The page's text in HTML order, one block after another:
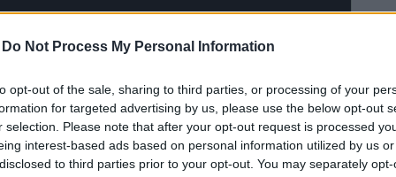
Do Not Process My Personal Information
opt-out of the sale, sharing to third parties, or processing of your
for targeted advertising by us, please use the below opt-out
selection. Please note that after your opt-out request is processed
interest-based ads based on personal information utilized by us
to third parties prior to your opt-out. You may separately
europeo
piano di azione volto a trasformare
e a basse emissioni di carbonio. Tuttavia,
21%
degli obiettivi fissati è sulla buona strada